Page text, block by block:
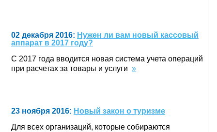
02 декабря 2016: Нужен ли вам новый кассовый
аппарат в 2017 году?
С 2017 года вводится новая система учета операций
при расчетах за товары и услуги »
23 ноября 2016: Новый закон о туризме
Для всех организаций, которые собираются